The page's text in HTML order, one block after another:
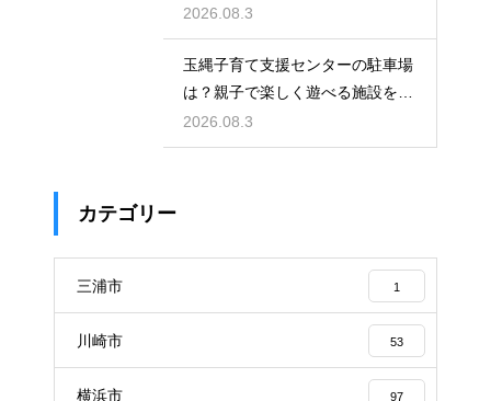
レビュー
2026.08.3
玉縄子育て支援センターの駐車場
は？親子で楽しく遊べる施設を徹
底レビュー
2026.08.3
カテゴリー
三浦市 1
川崎市 53
横浜市 97